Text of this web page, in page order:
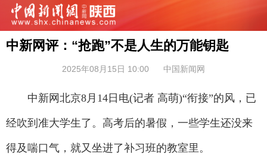
中新网评：“抢跑”不是人生的万能钥匙
2025年08月15日 10:00 中国新闻网
中新网北京8月14日电(记者 高萌)“衔接”的风，已
经吹到准大学生了。高考后的暑假，一些学生还没来
得及喘口气，就又坐进了补习班的教室里。